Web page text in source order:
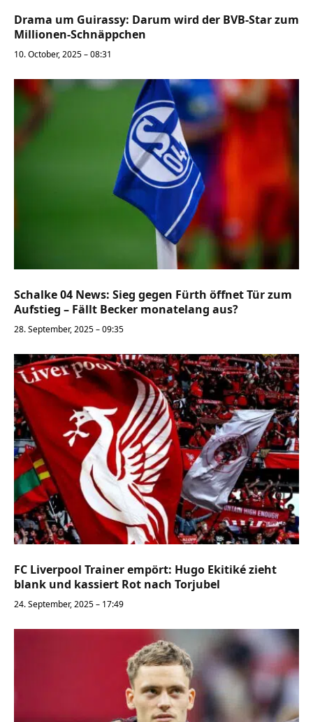
Drama um Guirassy: Darum wird der BVB-Star zum
Millionen-Schnäppchen
10. October, 2025 – 08:31
Schalke 04 News: Sieg gegen Fürth öffnet Tür zum
Aufstieg – Fällt Becker monatelang aus?
28. September, 2025 – 09:35
FC Liverpool Trainer empört: Hugo Ekitiké zieht
blank und kassiert Rot nach Torjubel
24. September, 2025 – 17:49